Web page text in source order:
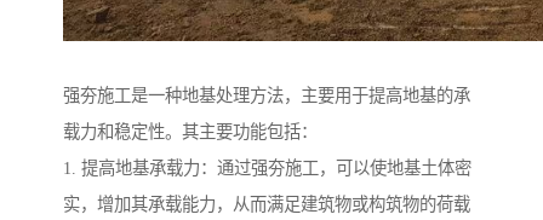
强夯施工是一种地基处理方法，主要用于提高地基的承
载力和稳定性。其主要功能包括：
1. 提高地基承载力：通过强夯施工，可以使地基土体密
实，增加其承载能力，从而满足建筑物或构筑物的荷载